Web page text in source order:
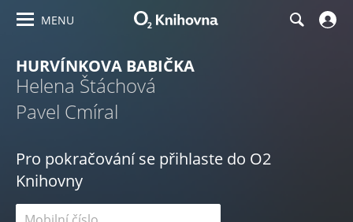
MENU
HURVÍNKOVA BABIČKA
Helena Štáchová
Pavel Cmíral
Pro pokračování se přihlaste do O2
Knihovny